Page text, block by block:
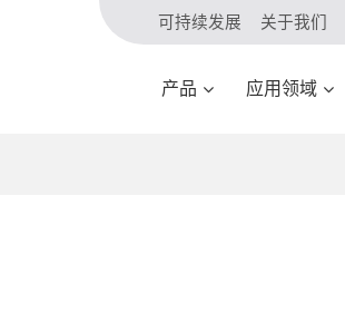
可持续发展 关于我们
产品 应用领域